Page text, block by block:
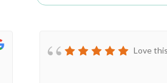
Love